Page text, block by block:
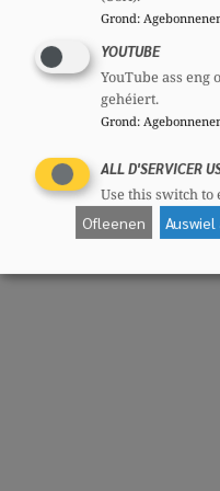
Grond:
YOUTUBE
YouTube ass eng
gehéiert.
Grond:
ALL D'SERVICER
Use this switch
Ofleenen